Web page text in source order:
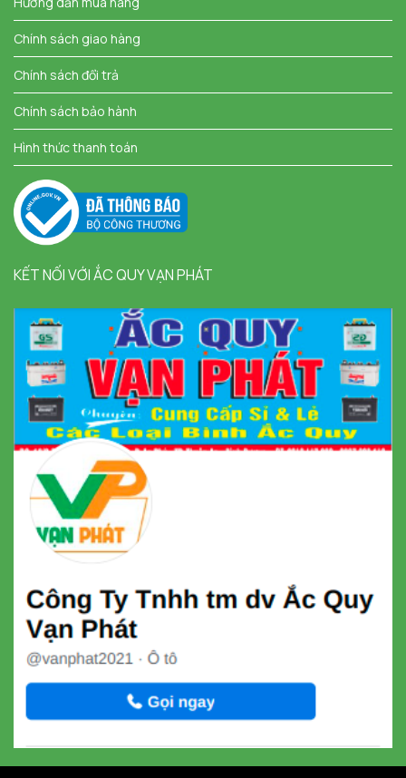
Chính sách giao hàng
Chính sách đổi trả
Chính sách bảo hành
Hình thức thanh toán
KẾT NỐI VỚI ẮC QUY VẠN PHÁT